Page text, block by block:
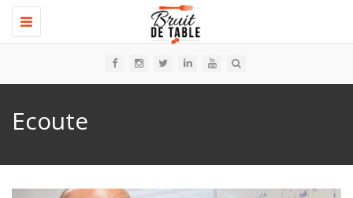
Toggle
navigation
Ecoute